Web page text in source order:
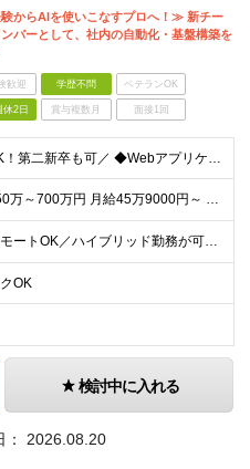
からAIを使いこなすプロへ！≫ 新チー
ンバーとして、社内の自動化・基盤構築を
歓迎 学歴不問 ベテランOK
休2日 賞与複数月 面接1回
＼AI未経験OK！第二新卒も可／ ◆Webアプリケーション開発経験3年以上 ◆学歴不問 ～このような方にオススメです～ ・AIを脅威ではなく「最高のパートナー」と捉えられる方 ・技術に楽しんで興味を
★想定年収550万～700万円 月給45万9000円～ ※上記には固定残業代：11万9480円(固定残業時間45時間/月)を含みます ※超過分は別途支給します ※試用期間3ヵ月あり。期間中の給与・待
★地方フルリモートOK／ハイブリッド勤務が可能！ ★完全自社内勤務／客先常駐一切なし ◆東京都渋谷区南平台町16-28 Daiwa渋谷スクエア 3階 ※(変更の範囲)上記を除く当社関連勤務地
OK
検討中に入れる
2026.08.20